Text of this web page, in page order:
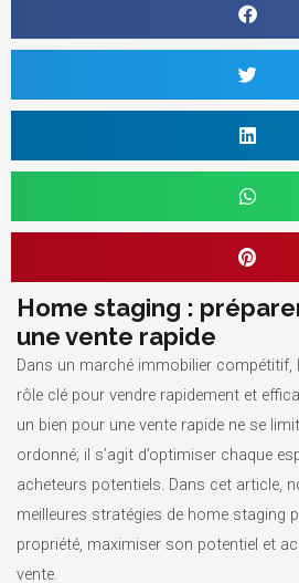
Home staging :
une vente rapide
Dans un marché immobilier compétitif,
rôle clé pour vendre rapidement et
un bien pour une vente rapide ne se
ordonné; il s’agit d’optimiser chaque
acheteurs potentiels. Dans cet article,
meilleures stratégies de home staging
propriété, maximiser son potentiel et
vente.